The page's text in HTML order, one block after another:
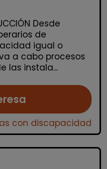
Desde
de
igual o
a cabo procesos
las instala...
con discapacidad